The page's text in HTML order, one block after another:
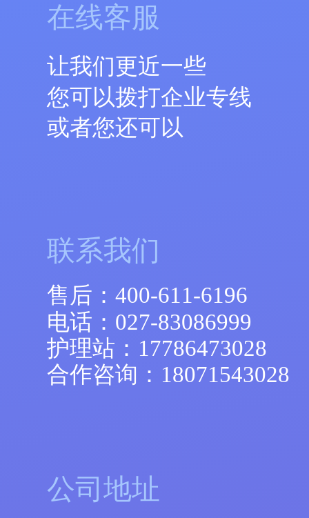
在线客服
让我们更近一些
您可以拨打企业专线
或者您还可以
联系我们
售后：400-611-6196
电话： 027-83086999
护理站： 17786473028
合作咨询： 18071543028
公司地址